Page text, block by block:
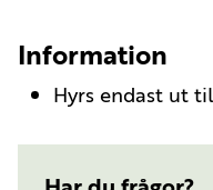
Information
Hyrs endast ut